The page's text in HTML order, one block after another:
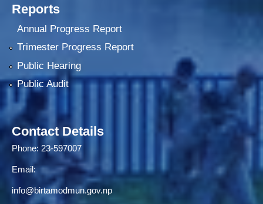
Reports
Annual Progress Report
Trimester Progress Report
Public Hearing
Public Audit
Contact Details
Phone: 23-597007
Email:
info@birtamodmun.gov.np